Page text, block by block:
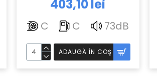
403,10 lei
C C 73dB
ADAUGĂ ÎN COŞ